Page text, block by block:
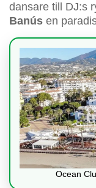
dansare till DJ:s
Banús en
Ocean